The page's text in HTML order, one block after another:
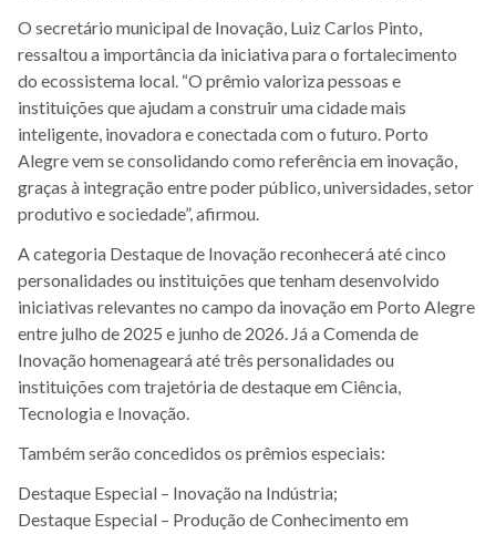
O secretário municipal de Inovação, Luiz Carlos Pinto,
ressaltou a importância da iniciativa para o fortalecimento
do ecossistema local. “O prêmio valoriza pessoas e
instituições que ajudam a construir uma cidade mais
inteligente, inovadora e conectada com o futuro. Porto
Alegre vem se consolidando como referência em inovação,
graças à integração entre poder público, universidades, setor
produtivo e sociedade”, afirmou.
A categoria Destaque de Inovação reconhecerá até cinco
personalidades ou instituições que tenham desenvolvido
iniciativas relevantes no campo da inovação em Porto Alegre
entre julho de 2025 e junho de 2026. Já a Comenda de
Inovação homenageará até três personalidades ou
instituições com trajetória de destaque em Ciência,
Tecnologia e Inovação.
Também serão concedidos os prêmios especiais:
Destaque Especial – Inovação na Indústria;
Destaque Especial – Produção de Conhecimento em